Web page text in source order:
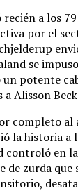
a los
por el
se
potente
a Alisson
completo al
la historia a
controló en
de zurda que